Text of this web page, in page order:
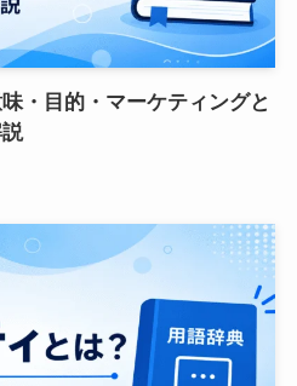
・目的・マーケティングと